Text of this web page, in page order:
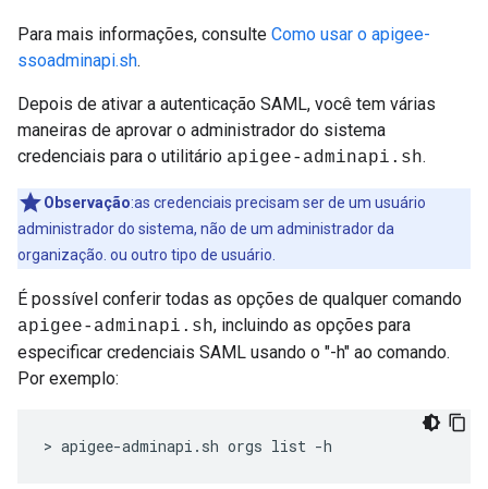
Para mais informações, consulte Como usar o apigee-
ssoadminapi.sh.
Depois de ativar a autenticação SAML, você tem várias
maneiras de aprovar o administrador do sistema
credenciais para o utilitário apigee-adminapi.sh.
Observação:as credenciais precisam ser de um usuário
administrador do sistema, não de um administrador da
organização. ou outro tipo de usuário.
É possível conferir todas as opções de qualquer comando
apigee-adminapi.sh, incluindo as opções para
especificar credenciais SAML usando o "-h" ao comando.
Por exemplo:
> apigee-adminapi.sh orgs list -h